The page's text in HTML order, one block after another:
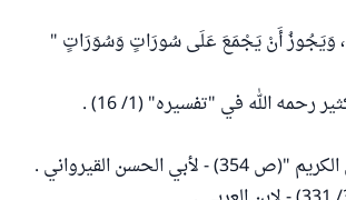
وَيَجُوزُ أَنْ يَجْمَعَ عَلَى سُورَاتٍ وَسُوَرَاتٍ "
رحمه الله في "تفسيره" (1/ 16) .
الحسن القيرواني .